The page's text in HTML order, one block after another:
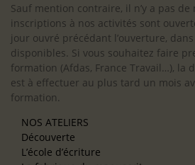
Sauf mention contraire, il n’y a pas de
inscriptions à nos activités sont
jour ouvré précédant l’ouverture,
disponibles. Si vous souhaitez faire
formation (Afdas, France Travail…), la
est à effectuer au plus tard un mois
formation.
NOS ATELIERS
Découverte
L’école d’écriture